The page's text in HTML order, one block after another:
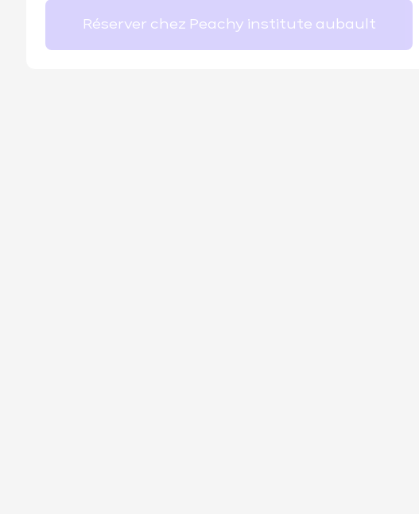
Réserver chez Peachy institute aubault